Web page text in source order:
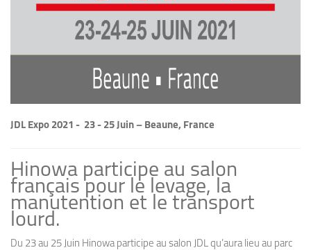
JDL Expo 2021 - 23 - 25 Juin – Beaune, France
Hinowa participe au salon
français pour le levage, la
manutention et le transport
lourd.
Du 23 au 25 Juin Hinowa participe au salon JDL qu’aura lieu au parc